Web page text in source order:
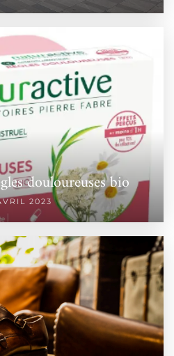
douloureuses bio
2023